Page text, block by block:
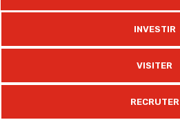
INVESTIR
VISITER
RECRUTER